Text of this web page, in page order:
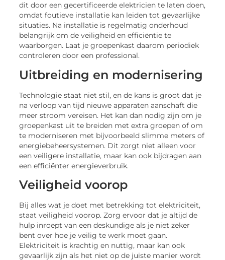
dit door een gecertificeerde elektricien te laten doen,
omdat foutieve installatie kan leiden tot gevaarlijke
situaties. Na installatie is regelmatig onderhoud
belangrijk om de veiligheid en efficiëntie te
waarborgen. Laat je groepenkast daarom periodiek
controleren door een professional.
Uitbreiding en modernisering
Technologie staat niet stil, en de kans is groot dat je
na verloop van tijd nieuwe apparaten aanschaft die
meer stroom vereisen. Het kan dan nodig zijn om je
groepenkast uit te breiden met extra groepen of om
te moderniseren met bijvoorbeeld slimme meters of
energiebeheersystemen. Dit zorgt niet alleen voor
een veiligere installatie, maar kan ook bijdragen aan
een efficiënter energieverbruik.
Veiligheid voorop
Bij alles wat je doet met betrekking tot elektriciteit,
staat veiligheid voorop. Zorg ervoor dat je altijd de
hulp inroept van een deskundige als je niet zeker
bent over hoe je veilig te werk moet gaan.
Elektriciteit is krachtig en nuttig, maar kan ook
gevaarlijk zijn als het niet op de juiste manier wordt